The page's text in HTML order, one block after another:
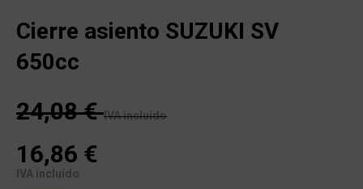
Cierre asiento SUZUKI SV
650cc
24,08€ IVA incluido
16,86 €
IVA incluido